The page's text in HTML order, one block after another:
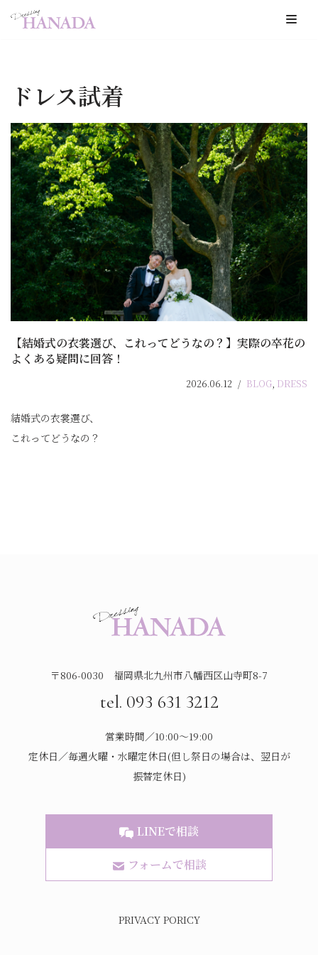
ン
ツ
へ
ス
キ
ッ
プ
ドレス試着
【結婚式の衣裳選び、これってどうなの？】実際の卒花の
よくある疑問に回答！
2026.06.12 BLOG DRESS
結婚式の衣裳選び、
これってどうなの？
〒806-0030 福岡県北九州市八幡西区山寺町8-7
tel. 093 631 3212
営業時間／10:00～19:00
定休日／毎週火曜・水曜定休日(但し祭日の場合は、翌日が
振替定休日)
LINEで相談
フォームで相談
PRIVACY PORICY